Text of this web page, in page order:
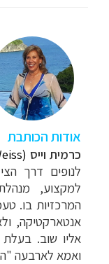
אודות הכותבת
כרמית וייס (Carmit Weiss)
לנופים דרך
למקצוע,
המרכזיות בו.
אנטארקטיקה,
אליו שוב. בעלת
ואמא לארבעה